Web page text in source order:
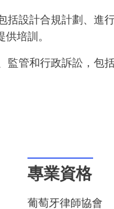
括設計合規計劃、進
培訓。
監管和行政訴訟，包
專業資格
葡萄牙律師協會